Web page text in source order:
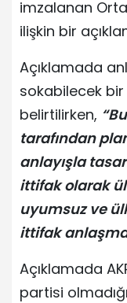
imzalanan
ilişkin bir
Açıklamada
sokabilecek bir
belirtilirken,
tarafından
anlayışla
ittifak olarak
uyumsuz ve
ittifak
Açıklamada
partisi